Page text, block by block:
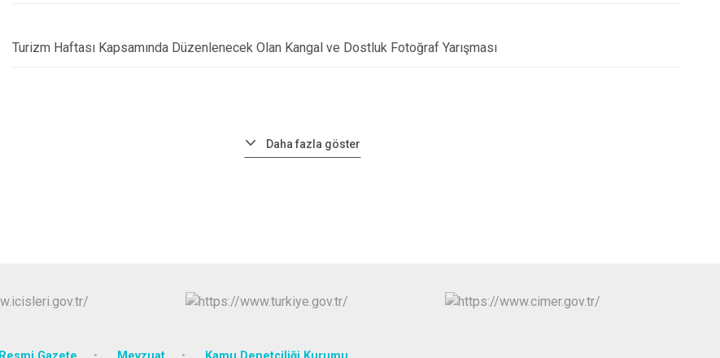
Turizm Haftası Kapsamında Düzenlenecek Olan Kangal ve Dostluk Fotoğraf Yarışması
Daha fazla göster